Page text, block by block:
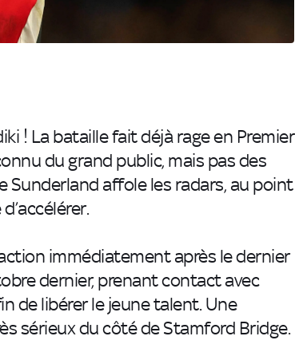
! La bataille fait déjà rage en Premier
du grand public, mais pas des
Sunderland affole les radars, au point
immédiatement après le dernier
dernier, prenant contact avec
de libérer le jeune talent. Une
sérieux du côté de Stamford Bridge.